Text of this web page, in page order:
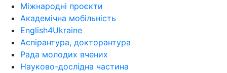
Міжнародні проєкти
Академічна мобільність
English4Ukraine
Аспірантура, докторантура
Рада молодих вчених
Науково-дослідна частина